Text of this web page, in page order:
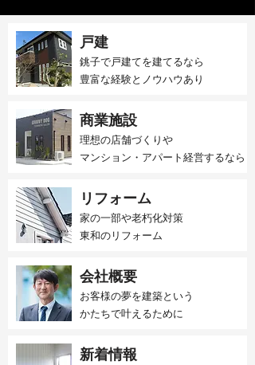
戸建
銚子で戸建てを建てるなら​
豊富な経験とノウハウあり
商業施設
理想の店舗づくりや
マンション・アパート経営するなら
リフォーム
家の一部や老朽化対策
東和のリフォーム
会社概要
お客様の夢を建築という
かたちで叶えるために
新着情報